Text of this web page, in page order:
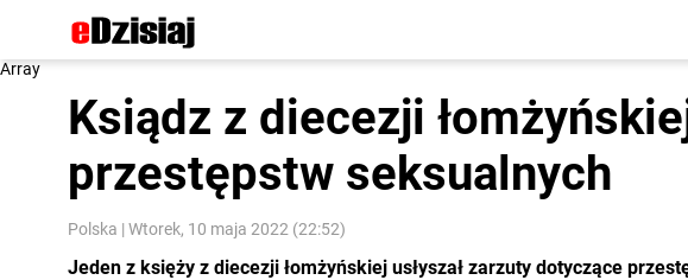
Array
Ksiądz z diecezji
przestępstw seksualnych
Polska | Wtorek, 10 maja 2022 (22:52)
Jeden z księży z diecezji łomżyńskiej usłyszał zarzuty dotyczące